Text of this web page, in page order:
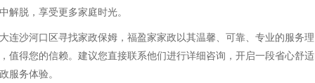
解脱，享受更多家庭时光。
连沙河口区寻找家政保姆，福盈家家政以其温馨、可靠、专业的服务理
值得您的信赖。建议您直接联系他们进行详细咨询，开启一段省心舒
服务体验。